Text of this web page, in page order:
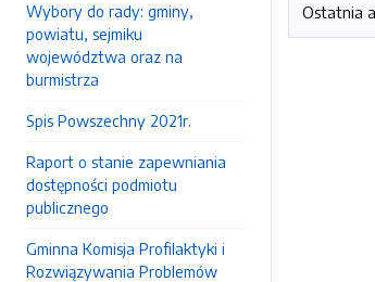
Wybory do rady: gminy,
powiatu, sejmiku
województwa oraz na
burmistrza
Spis Powszechny 2021r.
Raport o stanie zapewniania
dostępności podmiotu
publicznego
Gminna Komisja Profilaktyki i
Rozwiązywania Problemów
Ostatnia